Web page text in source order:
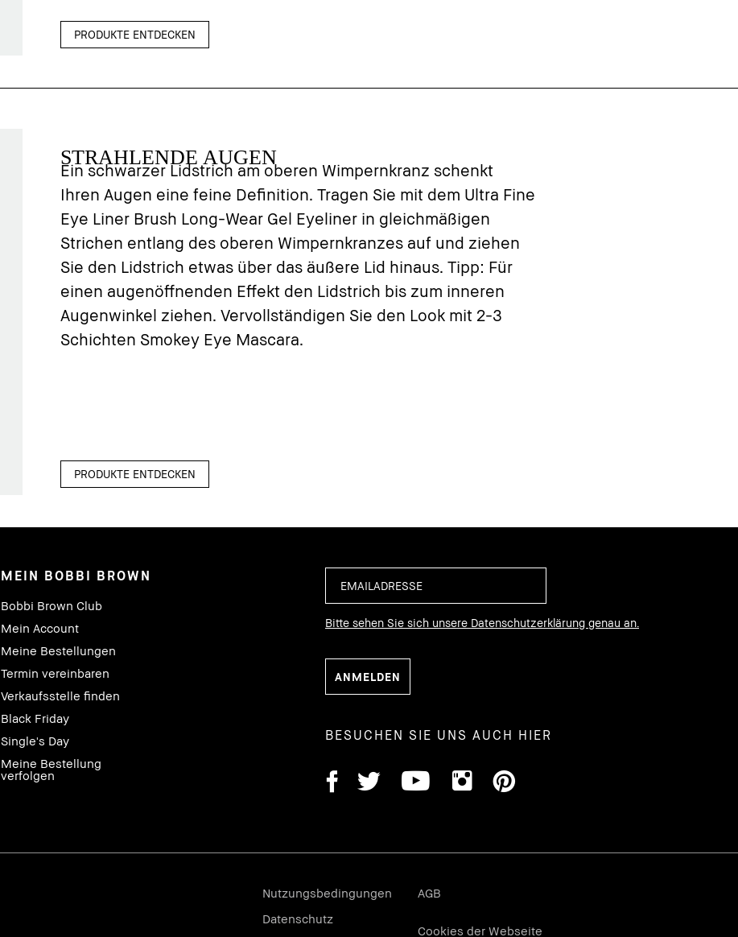
PRODUKTE ENTDECKEN
STRAHLENDE AUGEN
Ein schwarzer Lidstrich am oberen Wimpernkranz schenkt
Ihren Augen eine feine Definition. Tragen Sie mit dem Ultra Fine
Eye Liner Brush Long-Wear Gel Eyeliner in gleichmäßigen
Strichen entlang des oberen Wimpernkranzes auf und ziehen
Sie den Lidstrich etwas über das äußere Lid hinaus. Tipp: Für
einen augenöffnenden Effekt den Lidstrich bis zum inneren
Augenwinkel ziehen. Vervollständigen Sie den Look mit 2-3
Schichten Smokey Eye Mascara.
PRODUKTE ENTDECKEN
MEIN BOBBI BROWN
Bobbi Brown Club
Mein Account
Meine Bestellungen
Termin vereinbaren
Verkaufsstelle finden
Black Friday
Single's Day
Meine Bestellung
verfolgen
Bitte sehen Sie sich unsere Datenschutzerklärung genau an.
BESUCHEN SIE UNS AUCH HIER
Nutzungsbedingungen
AGB
Datenschutz
Cookies der Webseite